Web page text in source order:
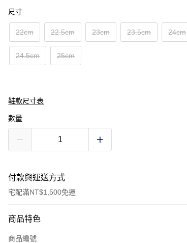
尺寸
22cm 22.5cm 23cm 23.5cm 24cm
24.5cm 25cm
鞋款尺寸表
數量
付款與運送方式
宅配滿NT$1,500免運
付款方式
信用卡一次付款
商品特色
商品編號